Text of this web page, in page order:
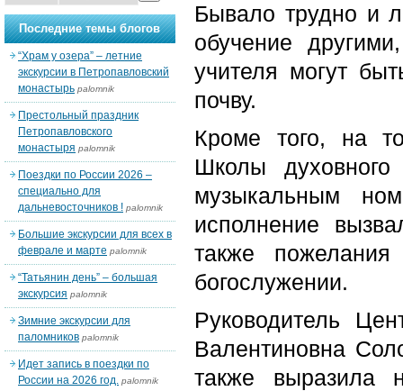
Бывало трудно и
обучение
учителя могут
почву.
Кроме того, на
Школы
музыкальным
исполнение
также
богослужении.
Руководитель
Валентиновна
также выразила
Последние темы блогов
“Храм у озера” – летние
экскурсии в Петропавловский
монастырь palomnik
Престольный праздник
Петропавловского
монастыря palomnik
Поездки по России 2026 –
специально для
дальневосточников ! palomnik
Большие экскурсии для всех в
феврале и марте palomnik
“Татьянин день” – большая
экскурсия palomnik
Зимние экскурсии для
паломников palomnik
Идет запись в поездки по
России на 2026 год. palomnik